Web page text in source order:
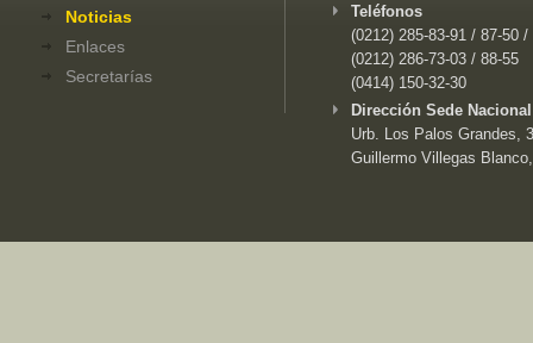
Noticias
Enlaces
Secretarías
Teléfonos
(0212) 285-83-91 / 87-50 /
(0212) 286-73-03 / 88-55
(0414) 150-32-30
Dirección Sede
Urb. Los Palos Grandes,
Guillermo Villegas